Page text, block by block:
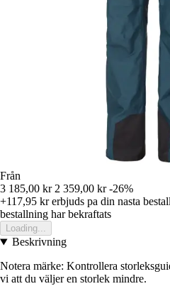
Från
3 185,00 kr 2 359,00 kr -26%
+117,95 krerbjuds pa din nasta
bestallning har bekraftats
Loading...
Beskrivning
Notera märke: Kontrollera
vi att du väljer en storlek mindre.